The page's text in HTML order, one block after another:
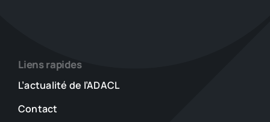
Liens rapides
L’actualité de l’ADACL
Contact